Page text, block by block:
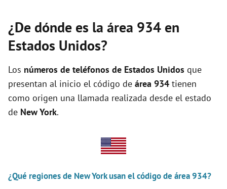
¿De dónde es la área 934 en
Estados Unidos?
Los números de teléfonos de Estados Unidos que
presentan al inicio el código de área 934 tienen
como origen una llamada realizada desde el estado
de New York.
¿Qué regiones de New York usan el código de área 934?